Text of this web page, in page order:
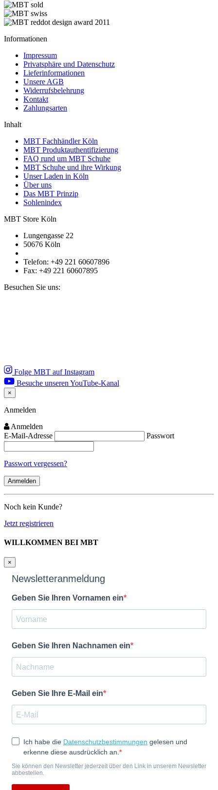
Informationen
Impressum
Privatsphäre und Datenschutz
Lieferinformationen
Unsere AGB
Widerrufsbelehrung
Kontakt
Zahlungsarten
Inhalt
MBT Fachhändler Köln
MBT Produktauthentifizierung
FAQ rund um MBT Schuhe
MBT Schuhe und ihre Wirkung
Unser Laden in Köln
Über uns
Das MBT Prinzip
Sohlenindex
MBT Store Köln
Lungengasse 22
50676 Köln
Telefon: +49 221 60607896
Fax: +49 221 60607895
Besuchen Sie uns:
Folge MBT auf Instagram
Besuche unseren YouTube-Kanal
×
Close
Anmelden
Anmelden
E-Mail-Adresse
Passwort
Passwort vergessen?
Noch kein Kunde?
Jetzt registrieren
WILLKOMMEN BEI MBT
×
Newsletteranmeldung
Geben Sie Ihren Vornamen ein
Geben Sie Ihren Nachnamen ein
Geben Sie Ihre E-Mail ein
Ich habe die Datenschutzbestimmungen gelesen und
erkenne diese ausdrücklich an.
Sie können den Newsletter jederzeit über den Link in unserem Newsletter
abbestellen.